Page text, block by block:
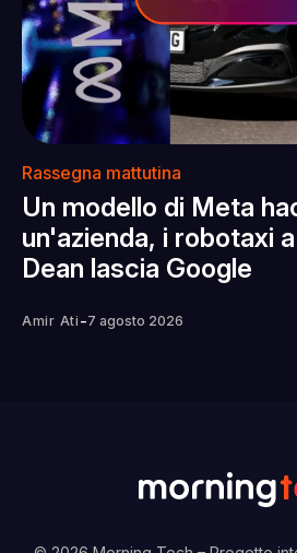
Rassegna mattutina
Un modello di Meta
un'azienda, i robotaxi
Dean lascia Google
Amir Ati -7 agosto 2026